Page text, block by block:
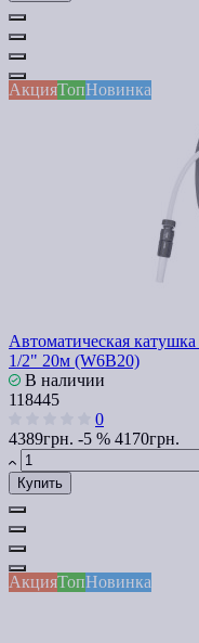
АкцияТопНовинка
Автоматическая
1/2" 20м (W6B20)
В наличии
118445
0
4389грн. -5 % 4170грн.
Купить
АкцияТопНовинка